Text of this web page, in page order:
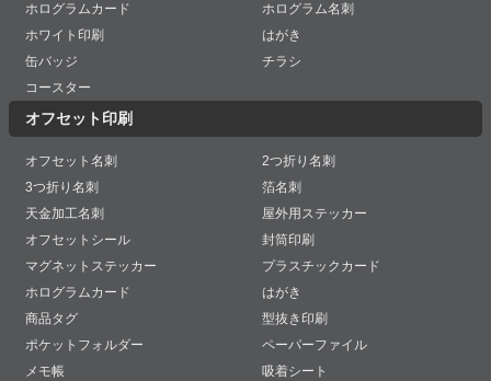
ホログラムカード
ホログラム名刺
ホワイト印刷
はがき
缶バッジ
チラシ
コースター
オフセット印刷
オフセット名刺
2つ折り名刺
3つ折り名刺
箔名刺
天金加工名刺
屋外用ステッカー
オフセットシール
封筒印刷
マグネットステッカー
プラスチックカード
ホログラムカード
はがき
商品タグ
型抜き印刷
ポケットフォルダー
ペーパーファイル
メモ帳
吸着シート